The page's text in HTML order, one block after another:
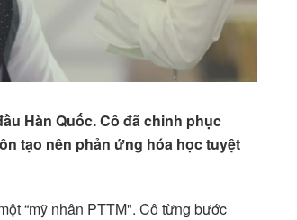
Hàn Quốc. Cô đã chinh phục
tạo nên phản ứng hóa học tuyệt
“mỹ nhân PTTM". Cô từng bước